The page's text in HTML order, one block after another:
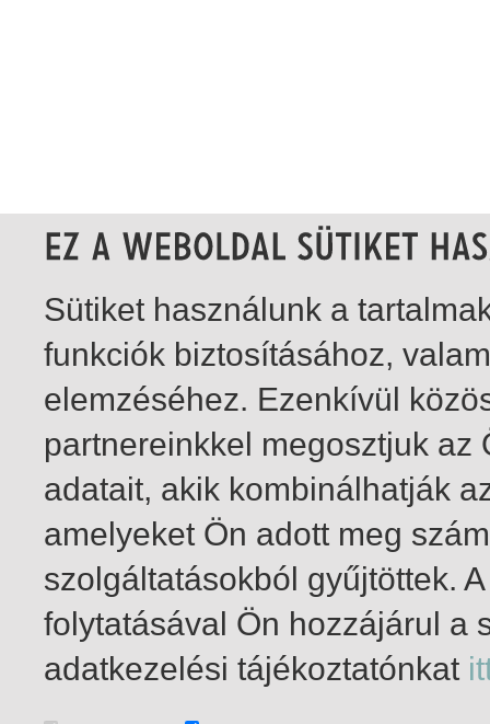
1-3 / total 3 hit
Sütiket használunk a
funkciók biztosításához,
elemzéséhez. Ezenkívül
partnereinkkel megosztjuk
adatait, akik kombinálhatják
amelyeket Ön adott meg
szolgáltatásokból gyűjtöttek.
folytatásával Ön hozzájárul a
adatkezelési tájékoztatónkat